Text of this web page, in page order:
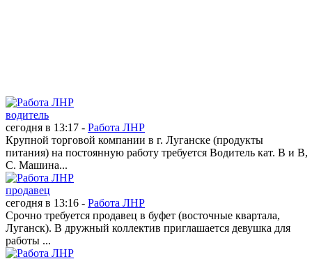
водитель
сегодня в 13:17 - Работа ЛНР
Крупной торговой компании в г. Луганске (продукты
питания) на постоянную работу требуется Водитель кат. В и В,
С. Машина...
продавец
сегодня в 13:16 - Работа ЛНР
Срочно требуется продавец в буфет (восточные квартала,
Луганск). В дружный коллектив приглашается девушка для
работы ...